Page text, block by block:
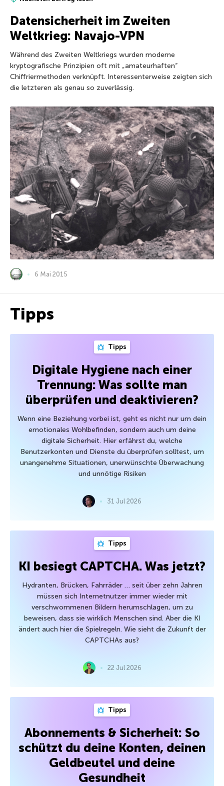
Datensicherheit im Zweiten
Weltkrieg: Navajo-VPN
Während des Zweiten Weltkriegs wurden moderne
kryptografische Prinzipien oft mit „amateurhaften“
Chiffriermethoden verknüpft. Interessenterweise zeigten sich
die letzteren als genau so zuverlässig.
6 Mai 2015
Tipps
Tipps
Digitale Hygiene nach einer
Trennung: Was sollte man
überprüfen und deaktivieren?
Wenn eine Beziehung vorbei ist, geht es nicht nur um dein
emotionales Wohlbefinden, sondern auch um deine
digitale Sicherheit. Hier erfährst du, welche
Benutzerkonten und Dienste du überprüfen solltest, um
unangenehme Situationen, unerwünschte Überwachung
und unnötige Risiken
31 Jul 2026
Tipps
KI besiegt CAPTCHA. Was jetzt?
Hydranten, Brücken, Fahrräder … seit über zehn Jahren
müssen sich Internetnutzer immer wieder mit
verschwommenen Bildern herumschlagen, um zu
beweisen, dass sie wirklich Menschen sind. Aber die KI
ändert auch hier die Spielregeln. Wie sieht die Zukunft der
CAPTCHAs aus?
22 Jul 2026
Tipps
Abonnements & Sicherheit: So
schützt du deine Konten, deinen
Geldbeutel und deine
Gesundheit